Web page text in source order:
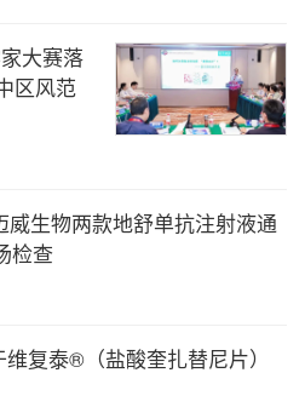
大赛落
区风范
生物两款地舒单抗注射液通
检查
复泰®（盐酸奎扎替尼片）